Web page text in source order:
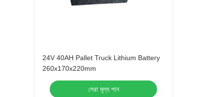
24V 40AH Pallet Truck Lithium Battery
260x170x220mm
সেরা মূল্য পান